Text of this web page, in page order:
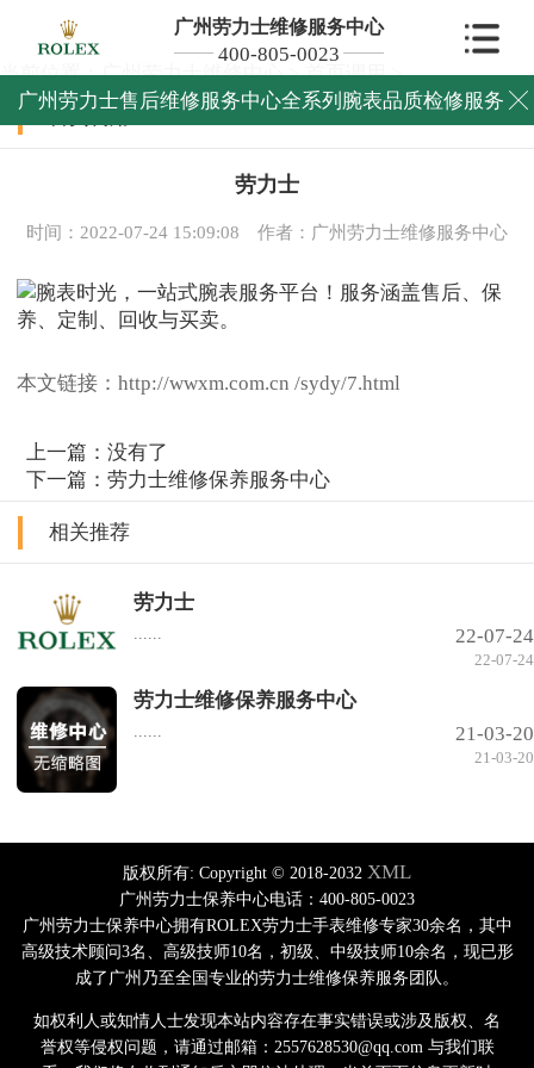
广州劳力士维修服务中心
400-805-0023
广州劳力士售后维修服务中心全系列腕表品质检修服务 
当前位置：广州劳力士维修中心>首页调用>
首页调用
劳力士
时间：2022-07-24 15:09:08 作者：广州劳力士维修服务中心
本文链接：http://wwxm.com.cn /sydy/7.html
上一篇：没有了
下一篇：劳力士维修保养服务中心
相关推荐
劳力士
22-07-24
22-07-24
劳力士维修保养服务中心
21-03-20
21-03-20
版权所有: Copyright © 2018-2032 XML
广州劳力士保养中心电话：400-805-0023
广州劳力士保养中心拥有ROLEX劳力士手表维修专家30余名，其中
高级技术顾问3名、高级技师10名，初级、中级技师10余名，现已形
成了广州乃至全国专业的劳力士维修保养服务团队。
如权利人或知情人士发现本站内容存在事实错误或涉及版权、名
誉权等侵权问题，请通过邮箱：2557628530@qq.com 与我们联